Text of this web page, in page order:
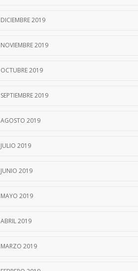
DICIEMBRE 2019
NOVIEMBRE 2019
OCTUBRE 2019
SEPTIEMBRE 2019
AGOSTO 2019
JULIO 2019
JUNIO 2019
MAYO 2019
ABRIL 2019
MARZO 2019